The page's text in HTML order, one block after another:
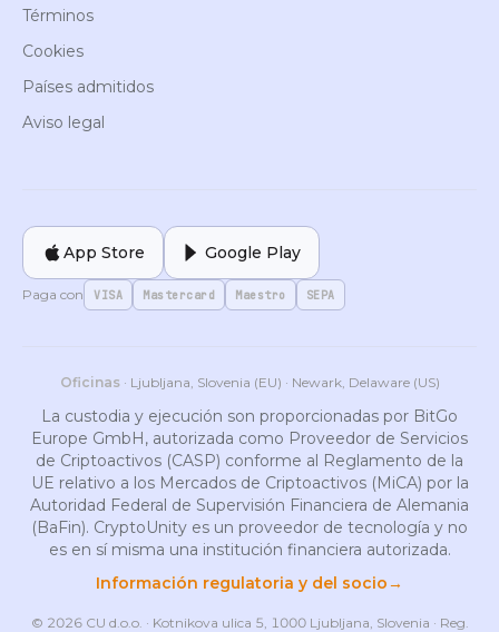
Términos
Cookies
Países admitidos
Aviso legal
App Store Google Play
Paga con VISA Mastercard Maestro SEPA
Oficinas· Ljubljana, Slovenia (EU) · Newark, Delaware (US)
La custodia y ejecución son proporcionadas por BitGo
Europe GmbH, autorizada como Proveedor de Servicios
de Criptoactivos (CASP) conforme al Reglamento de la
UE relativo a los Mercados de Criptoactivos (MiCA) por la
Autoridad Federal de Supervisión Financiera de Alemania
(BaFin). CryptoUnity es un proveedor de tecnología y no
es en sí misma una institución financiera autorizada.
Información regulatoria y del socio→
© 2026 CU d.o.o. · Kotnikova ulica 5, 1000 Ljubljana, Slovenia · Reg.